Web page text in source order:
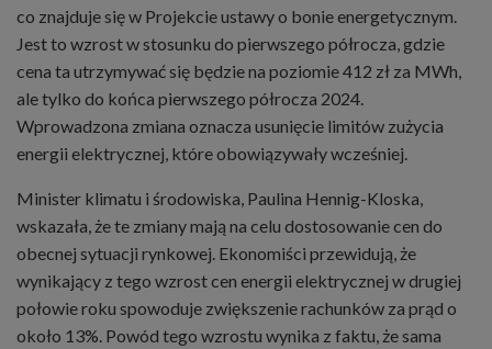
co znajduje się w Projekcie ustawy o bonie energetycznym.
Jest to wzrost w stosunku do pierwszego półrocza, gdzie
cena ta utrzymywać się będzie na poziomie 412 zł za MWh,
ale tylko do końca pierwszego półrocza 2024.
Wprowadzona zmiana oznacza usunięcie limitów zużycia
energii elektrycznej, które obowiązywały wcześniej.
Minister klimatu i środowiska, Paulina Hennig-Kloska,
wskazała, że te zmiany mają na celu dostosowanie cen do
obecnej sytuacji rynkowej. Ekonomiści przewidują, że
wynikający z tego wzrost cen energii elektrycznej w drugiej
połowie roku spowoduje zwiększenie rachunków za prąd o
około 13%. Powód tego wzrostu wynika z faktu, że sama